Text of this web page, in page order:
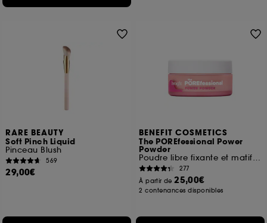
RARE BEAUTY
Soft Pinch Liquid
Pinceau Blush
569
29,00€
BENEFIT COSMETICS
The POREfessional Power
Powder
Poudre libre fixante et matifiante
277
À partir de25,00€
2 contenances disponibles